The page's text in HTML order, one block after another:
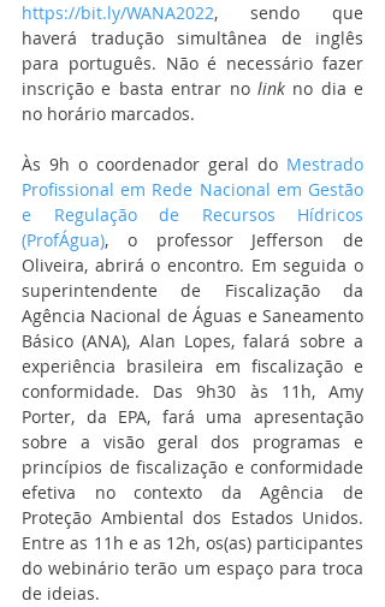
https://bit.ly/WANA2022, sendo que
haverá tradução simultânea de inglês
para português. Não é necessário fazer
inscrição e basta entrar no link no dia e
no horário marcados.
Às 9h o coordenador geral do Mestrado
Profissional em Rede Nacional em Gestão
e Regulação de Recursos Hídricos
(ProfÁgua), o professor Jefferson de
Oliveira, abrirá o encontro. Em seguida o
superintendente de Fiscalização da
Agência Nacional de Águas e Saneamento
Básico (ANA), Alan Lopes, falará sobre a
experiência brasileira em fiscalização e
conformidade. Das 9h30 às 11h, Amy
Porter, da EPA, fará uma apresentação
sobre a visão geral dos programas e
princípios de fiscalização e conformidade
efetiva no contexto da Agência de
Proteção Ambiental dos Estados Unidos.
Entre as 11h e as 12h, os(as) participantes
do webinário terão um espaço para troca
de ideias.